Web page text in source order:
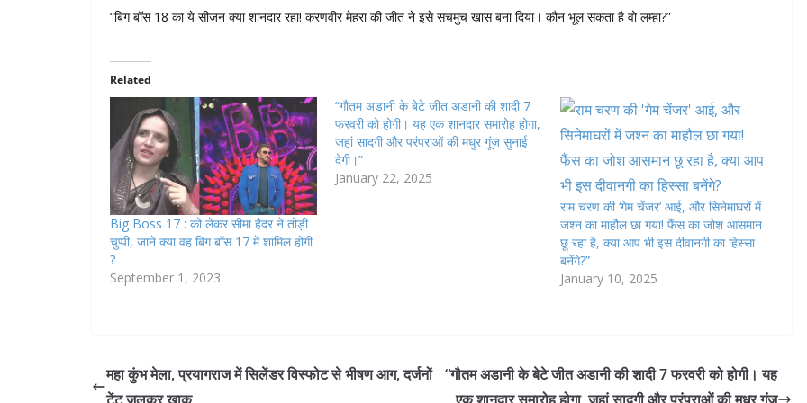
“बिग बॉस 18 का ये सीजन क्या शानदार रहा! करणवीर मेहरा की जीत ने इसे सचमुच खास बना दिया। कौन भूल सकता है वो लम्हा?”
Related
Big Boss 17 : को लेकर सीमा हैदर ने तोड़ी
चुप्पी, जाने क्या वह बिग बॉस 17 में शामिल होगी
?
September 1, 2023
“गौतम अडानी के बेटे जीत अडानी की शादी 7
फरवरी को होगी। यह एक शानदार समारोह होगा,
जहां सादगी और परंपराओं की मधुर गूंज सुनाई
देगी।”
January 22, 2025
राम चरण की ‘गेम चेंजर’ आई, और सिनेमाघरों में
जश्न का माहौल छा गया! फैंस का जोश आसमान
छू रहा है, क्या आप भी इस दीवानगी का हिस्सा
बनेंगे?”
January 10, 2025
महा कुंभ मेला, प्रयागराज में सिलेंडर विस्फोट से भीषण आग, दर्जनों
“गौतम अडानी के बेटे जीत अडानी की शादी 7 फरवरी को होगी। यह